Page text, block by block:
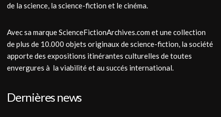
de la science, la science-fiction et le cinéma.
Avec sa marque ScienceFictionArchives.com et une collection
de plus de 10.000 objets originaux de science-fiction, la société
apporte des expositions itinérantes culturelles de toutes
envergures à la viabilité et au succés international.
Dernières news